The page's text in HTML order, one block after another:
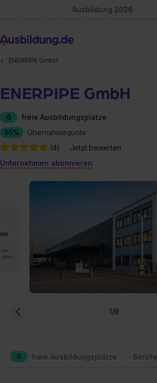
Ausbildung 2026
ENERPIPE GmbH
ENERPIPE GmbH
6
freie Ausbildungsplätze
95%
Übernahmequote
(4)
Jetzt bewerten
Unternehmen abonnieren
Mehr
1/8
6 freie Ausbildungsplätze Berufe